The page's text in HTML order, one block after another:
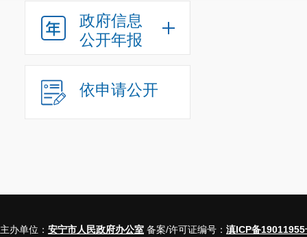
政府信息
公开年报
依申请公开
主办单位： 安宁市人民政府办公室 备案/许可证编号： 滇ICP备